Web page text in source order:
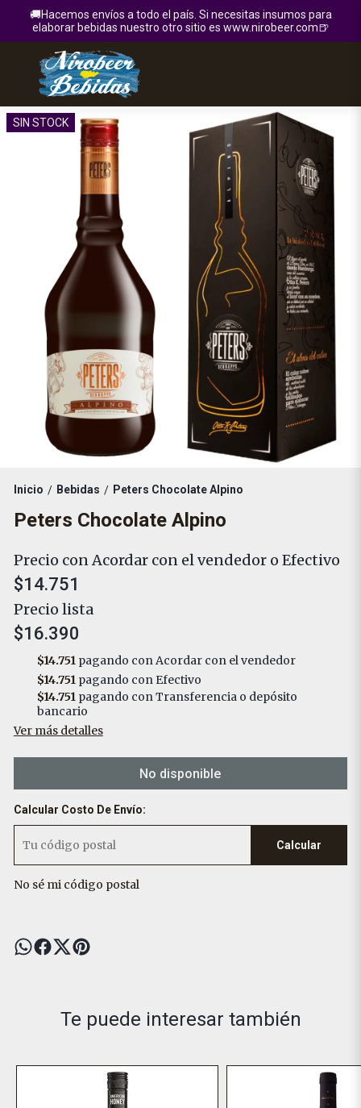
🚚Hacemos envíos a todo el país. Si necesitas insumos para
elaborar bebidas nuestro otro sitio es www.nirobeer.com🍺
SIN STOCK
Inicio / Bebidas / Peters Chocolate Alpino
Peters Chocolate Alpino
Precio con Acordar con el vendedor o Efectivo
$14.751
Precio lista
$16.390
$14.751pagando con Acordar con el vendedor
$14.751pagando con Efectivo
$14.751pagando con Transferencia o depósito
bancario
Ver más detalles
No disponible
Calcular Costo De Envío:
Calcular
No sé mi código postal
Te puede interesar también